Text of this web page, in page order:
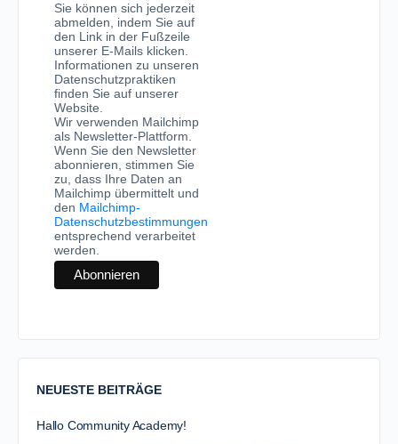
Sie können sich jederzeit
abmelden, indem Sie auf
den Link in der Fußzeile
unserer E-Mails klicken.
Informationen zu unseren
Datenschutzpraktiken
finden Sie auf unserer
Website.
Wir verwenden Mailchimp
als Newsletter-Plattform.
Wenn Sie den Newsletter
abonnieren, stimmen Sie
zu, dass Ihre Daten an
Mailchimp übermittelt und
den Mailchimp-
Datenschutzbestimmungen
entsprechend verarbeitet
werden.
NEUESTE BEITRÄGE
Hallo Community Academy!